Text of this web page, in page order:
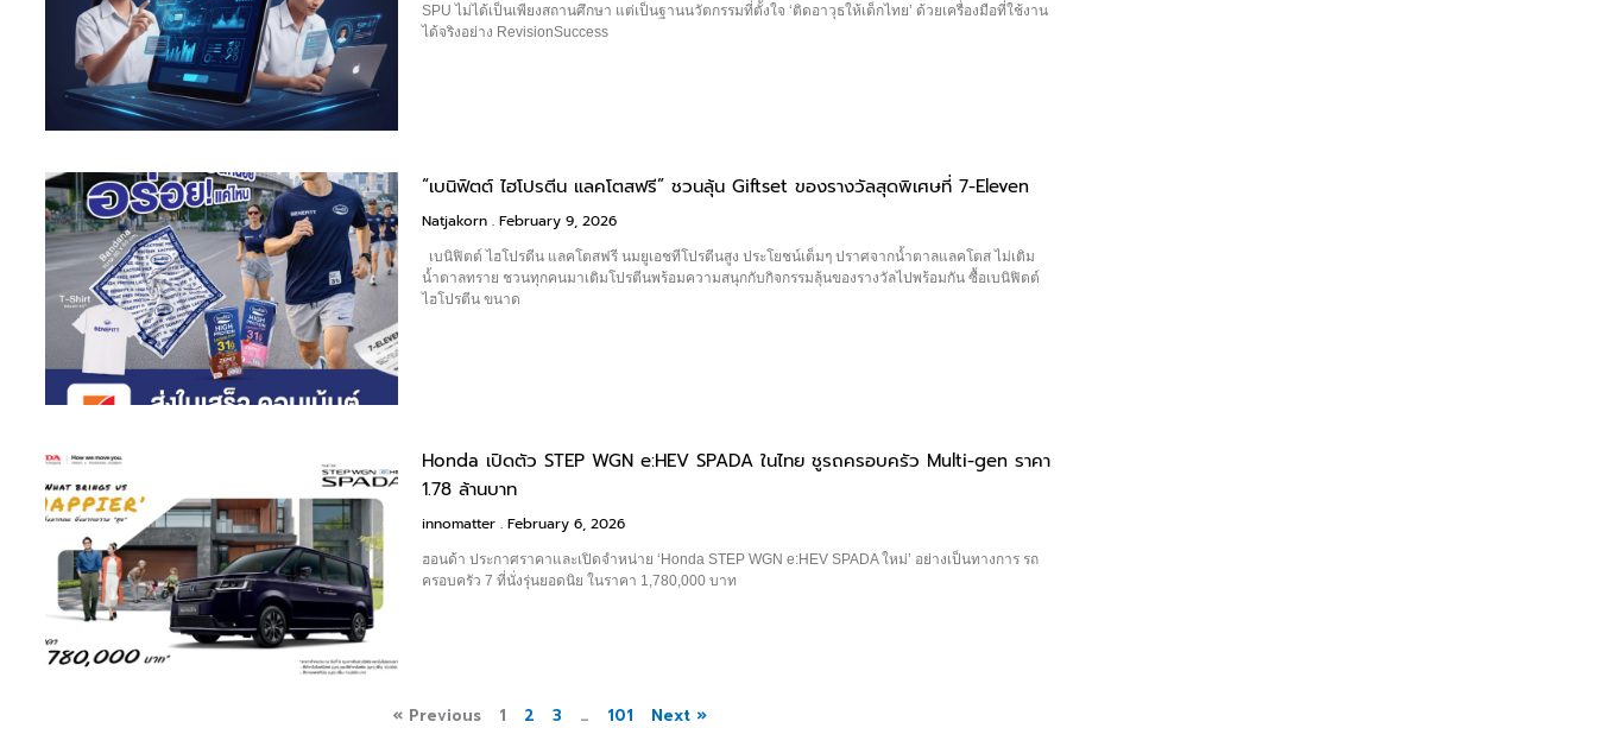
SPU ไม่ได้เป็นเพียงสถานศึกษา แต่เป็นฐานนวัตกรรมที่ตั้งใจ ‘ติดอาวุธให้เด็กไทย’ ด้วยเครื่องมือที่ใช้งาน
ได้จริงอย่าง RevisionSuccess
“เบนิฟิตต์ ไฮโปรตีน แลคโตสฟรี” ชวนลุ้น Giftset ของรางวัลสุดพิเศษที่ 7-Eleven
Natjakorn February 9, 2026
เบนิฟิตต์ ไฮโปรตีน แลคโตสฟรี นมยูเอชทีโปรตีนสูง ประโยชน์เต็มๆ ปราศจากน้ำตาลแลคโตส ไม่เติม
น้ำตาลทราย ชวนทุกคนมาเติมโปรตีนพร้อมความสนุกกับกิจกรรมลุ้นของรางวัลไปพร้อมกัน ซื้อเบนิฟิตต์
ไฮโปรตีน ขนาด
Honda เปิดตัว STEP WGN e:HEV SPADA ในไทย ชูรถครอบครัว Multi-gen ราคา
1.78 ล้านบาท
innomatter February 6, 2026
ฮอนด้า ประกาศราคาและเปิดจำหน่าย ‘Honda STEP WGN e:HEV SPADA ใหม่’ อย่างเป็นทางการ รถ
ครอบครัว 7 ที่นั่งรุ่นยอดนิย ในราคา 1,780,000 บาท
« Previous 1 2 3 … 101 Next »